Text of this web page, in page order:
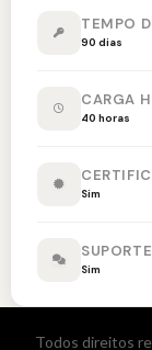
TEMPO
90 dias
CARGA
40 horas
Sim
SUPORTE
Sim
Todos direitos